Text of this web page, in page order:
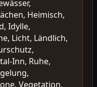
Heimisch,
Idylle,
Licht, Ländlich,
Inn, Ruhe,
Vegetation,